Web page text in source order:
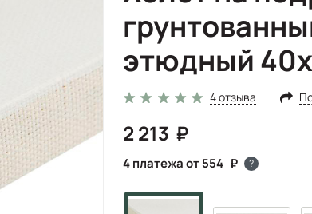
этюдный
4 отзыва
2 213
4 платежа от 554 ?